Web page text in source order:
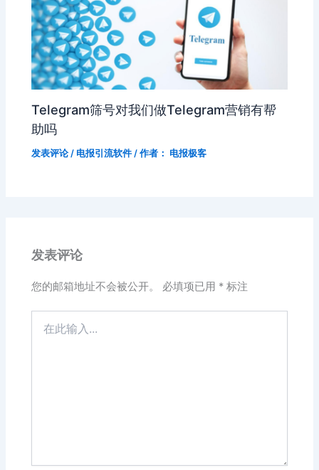
Telegram筛号对我们做Telegram营销有帮
助吗
发表评论 / 电报引流软件 / 作者： 电报极客
发表评论
您的邮箱地址不会被公开。 必填项已用 * 标注